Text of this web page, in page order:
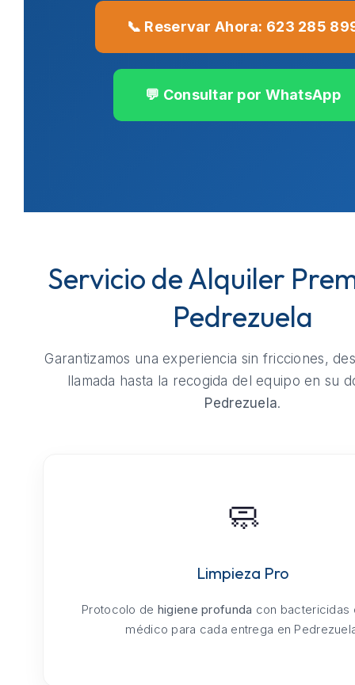
📞 Reservar Ahora: 623 285
💬 Consultar por WhatsApp
Servicio de Alquiler
Pedrezuela
Garantizamos una experiencia sin fricciones,
llamada hasta la recogida del equipo en su
Pedrezuela.
🧼
Limpieza Pro
Protocolo de higiene profunda con bactericidas
médico para cada entrega en